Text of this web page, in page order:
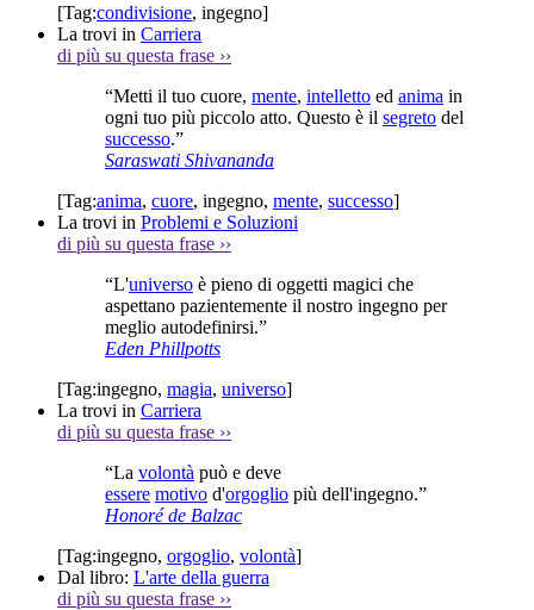
[Tag:condivisione, ingegno]
La trovi in Carriera
di più su questa frase ››
“Metti il tuo cuore, mente, intelletto ed anima in
ogni tuo più piccolo atto. Questo è il segreto del
successo.”
Saraswati Shivananda
[Tag:anima, cuore, ingegno, mente, successo]
La trovi in Problemi e Soluzioni
di più su questa frase ››
“L'universo è pieno di oggetti magici che
aspettano pazientemente il nostro ingegno per
meglio autodefinirsi.”
Eden Phillpotts
[Tag:ingegno, magia, universo]
La trovi in Carriera
di più su questa frase ››
“La volontà può e deve
essere motivo d'orgoglio più dell'ingegno.”
Honoré de Balzac
[Tag:ingegno, orgoglio, volontà]
Dal libro: L'arte della guerra
di più su questa frase ››